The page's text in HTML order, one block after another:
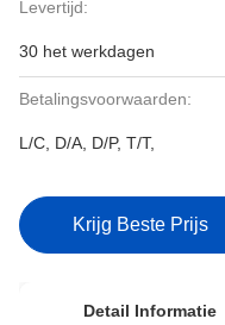
Levertijd:
30 het werkdagen
Betalingsvoorwaarden:
L/C, D/A, D/P, T/T,
Krijg Beste Prijs
Detail Informatie